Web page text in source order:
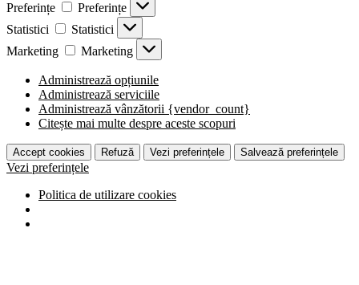
Preferințe
Preferințe
Statistici
Statistici
Marketing
Marketing
Administrează opțiunile
Administrează serviciile
Administrează vânzătorii {vendor_count}
Citește mai multe despre aceste scopuri
Accept cookies Refuză Vezi preferințele Salvează preferințele
Vezi preferințele
Politica de utilizare cookies